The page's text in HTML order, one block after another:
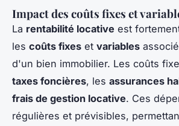
Impact des coûts fixes et
La rentabilité locative est
les coûts fixes et variables
d'un bien immobilier. Les coûts
taxes foncières, les assurances
frais de gestion locative. Ces
régulières et prévisibles,